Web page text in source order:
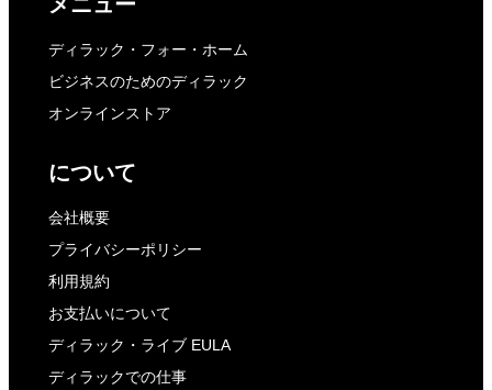
ディラック・フォー・ホーム
ビジネスのためのディラック
オンラインストア
について
会社概要
プライバシーポリシー
利用規約
お支払いについて
ディラック・ライブ EULA
ディラックでの仕事